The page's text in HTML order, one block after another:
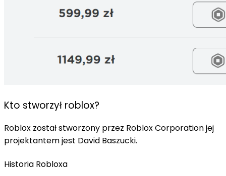
Kto stworzył roblox?
Roblox został stworzony przez Roblox Corporation jej
projektantem jest David Baszucki.
Historia Robloxa